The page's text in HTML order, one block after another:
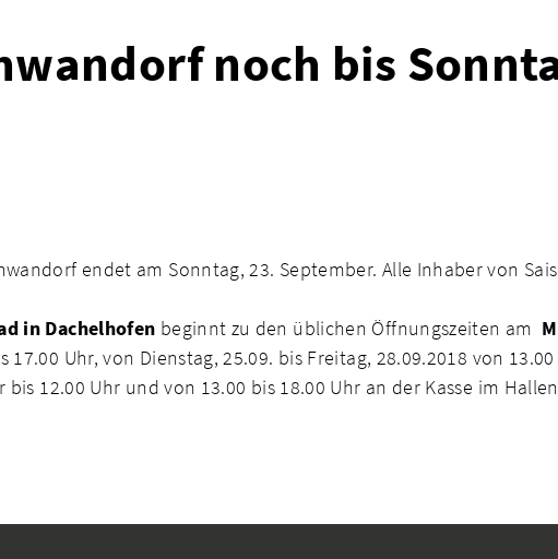
noch bis
endet am Sonntag, 23. September. Alle Inhaber von
in Dachelhofen beginnt zu den üblichen Öffnungszeiten am
17.00 Uhr, von Dienstag, 25.09. bis Freitag, 28.09.2018 von
bis 12.00 Uhr und von 13.00 bis 18.00 Uhr an der Kasse im